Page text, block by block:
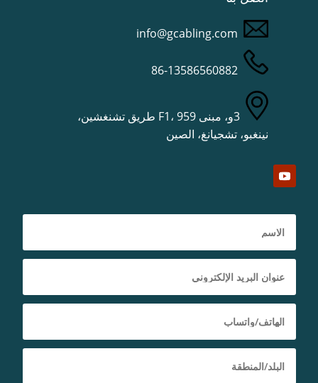
info@gcabling.com
3و، مبنى F1، 959 طريق تشنغشين،
نينغبو، تشجيانغ، الصين